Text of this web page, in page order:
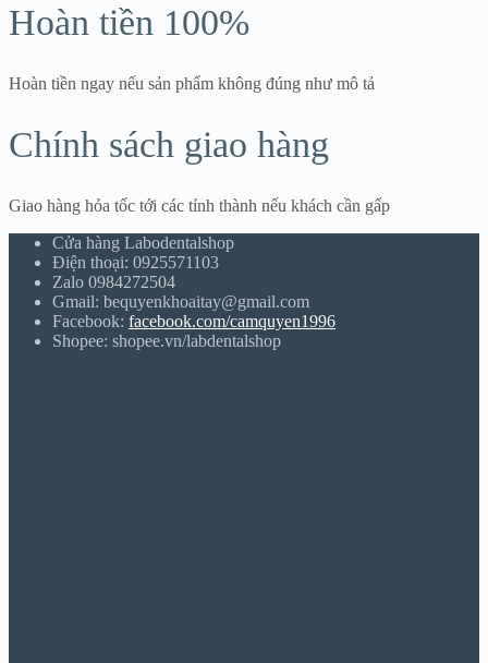
Hoàn tiền 100%
Hoàn tiền ngay nếu sản phẩm không đúng như mô tả
Chính sách giao hàng
Giao hàng hỏa tốc tới các tỉnh thành nếu khách cần gấp
Cửa hàng Labodentalshop
Điện thoại: 0925571103
Zalo 0984272504
Gmail: bequyenkhoaitay@gmail.com
Facebook: facebook.com/camquyen1996
Shopee: shopee.vn/labdentalshop